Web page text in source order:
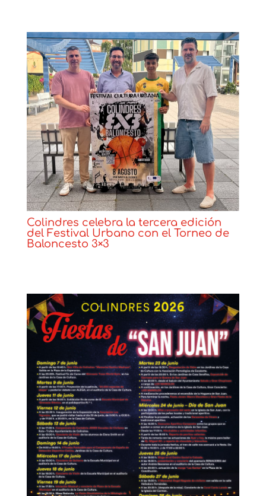
Colindres celebra la tercera edición
del Festival Urbano con el Torneo de
Baloncesto 3×3